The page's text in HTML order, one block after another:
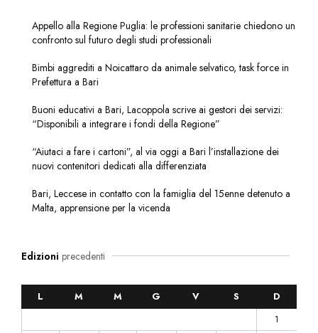
Appello alla Regione Puglia: le professioni sanitarie chiedono un
confronto sul futuro degli studi professionali
Bimbi aggrediti a Noicattaro da animale selvatico, task force in
Prefettura a Bari
Buoni educativi a Bari, Lacoppola scrive ai gestori dei servizi:
“Disponibili a integrare i fondi della Regione”
“Aiutaci a fare i cartoni”, al via oggi a Bari l’installazione dei
nuovi contenitori dedicati alla differenziata
Bari, Leccese in contatto con la famiglia del 15enne detenuto a
Malta, apprensione per la vicenda
Edizioni precedenti
L M M G V S
D
1